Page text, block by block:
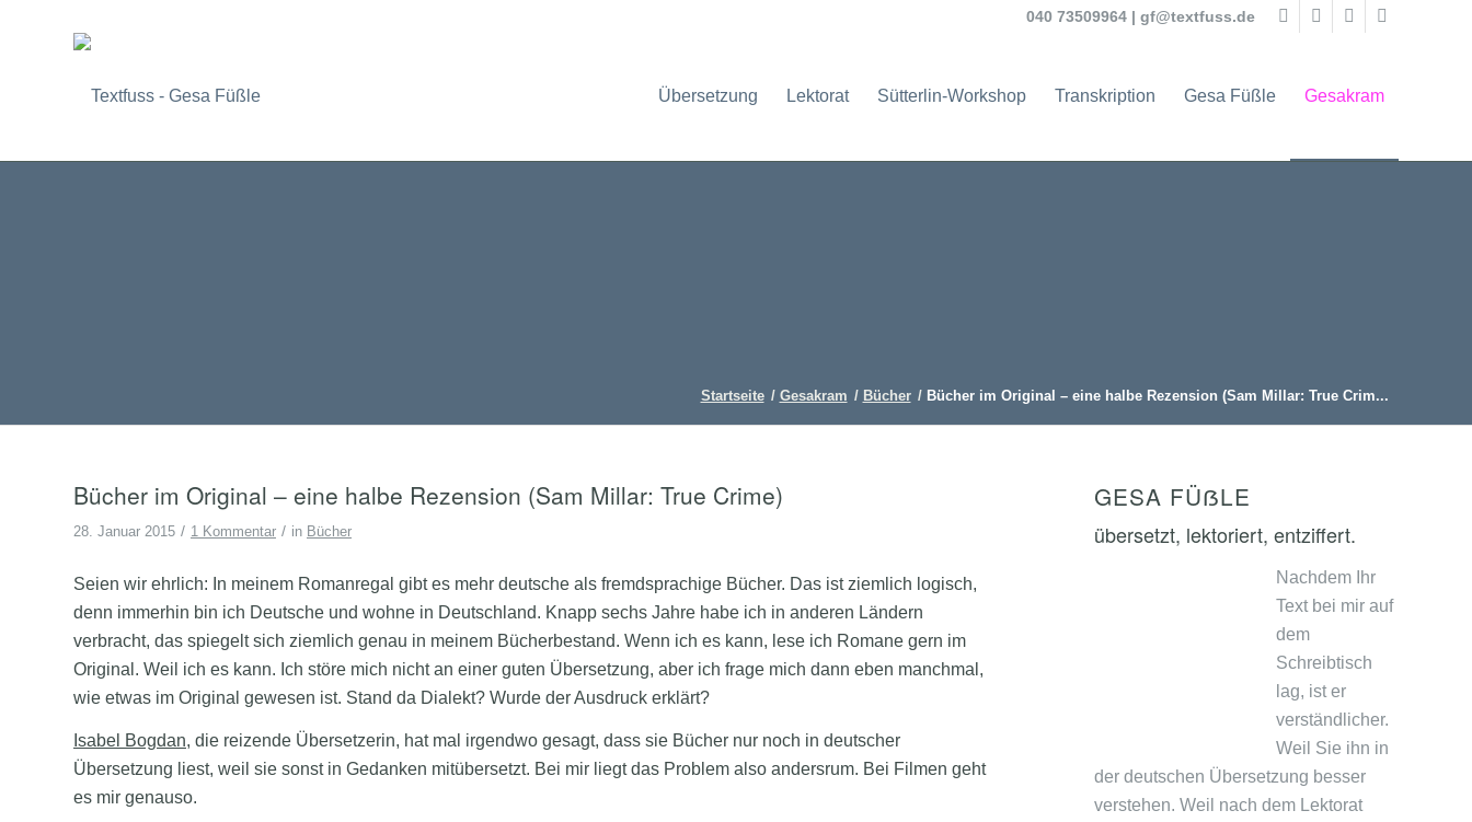
040 73509964 | gf@textfuss.de
Übersetzung Lektorat Sütterlin-Workshop Transkription Gesa Füßle Gesakram
Startseite / Gesakram / Bücher / Bücher im Original – eine halbe Rezension (Sam Millar: True Crim...
Bücher im Original – eine halbe Rezension (Sam Millar: True Crime)
28. Januar 2015 / 1 Kommentar / in Bücher
Seien wir ehrlich: In meinem Romanregal gibt es mehr deutsche als fremdsprachige Bücher. Das ist ziemlich logisch,
denn immerhin bin ich Deutsche und wohne in Deutschland. Knapp sechs Jahre habe ich in anderen Ländern
verbracht, das spiegelt sich ziemlich genau in meinem Bücherbestand. Wenn ich es kann, lese ich Romane gern im
Original. Weil ich es kann. Ich störe mich nicht an einer guten Übersetzung, aber ich frage mich dann eben manchmal,
wie etwas im Original gewesen ist. Stand da Dialekt? Wurde der Ausdruck erklärt?
Isabel Bogdan, die reizende Übersetzerin, hat mal irgendwo gesagt, dass sie Bücher nur noch in deutscher
Übersetzung liest, weil sie sonst in Gedanken mitübersetzt. Bei mir liegt das Problem also andersrum. Bei Filmen geht
es mir genauso.
GESA FÜẞLE
übersetzt, lektoriert, entziffert.
Nachdem Ihr
Text bei mir auf
dem
Schreibtisch
lag, ist er
verständlicher.
Weil Sie ihn in
der deutschen Übersetzung besser
verstehen. Weil nach dem Lektorat